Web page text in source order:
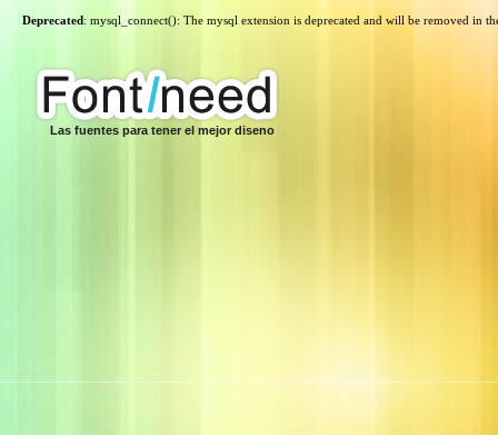
Deprecated: mysql_connect(): The mysql extension is deprecated and will be removed in
Las fuentes para tener el mejor diseno